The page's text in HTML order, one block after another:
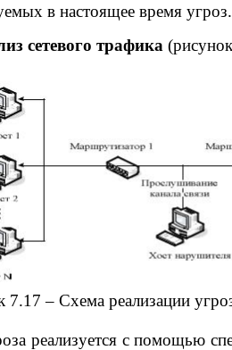
в настоящее время угроз.
сетевого трафика
7.17 – Схема реализации
реализуется с помощью